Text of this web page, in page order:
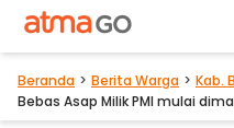
Beranda Berita Warga Kab.
Bebas Asap Milik PMI mulai